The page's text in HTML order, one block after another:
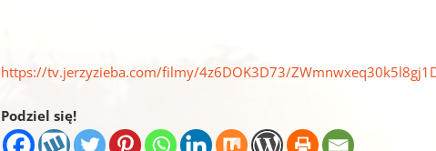
https://tv.jerzyzieba.com/filmy/4z6DOK3D73/
Podziel się!